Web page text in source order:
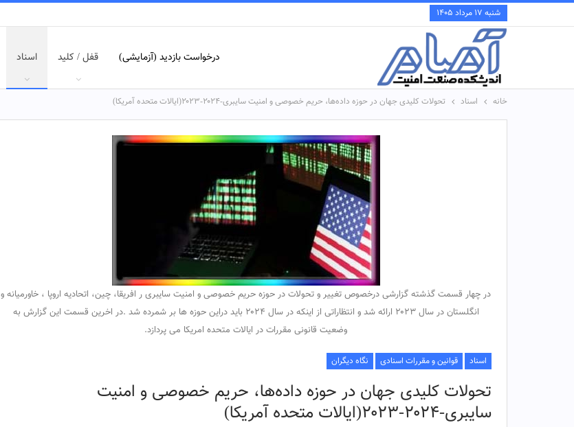
شنبه ۱۷ مرداد ۱۴۰۵
درخواست بازدید (آزمایشی) قفل / کلید اسناد
خانه اسناد تحولات کلیدی جهان در حوزه داده‌ها، حریم خصوصی و امنیت سایبری-۲۰۲۴-۲۰۲۳(ایالات متحده آمریکا)
در چهار قسمت گذشته گزارشی درخصوص تغییر و تحولات در حوزه حریم خصوصی و امنیت سایبری ر افریقا، چین، اتحادیه اروپا ، خاورمیانه و
انگلستان در سال ۲۰۲۳ ارائه شد و انتظاراتی از اینکه در سال ۲۰۲۴ باید دراین حوزه ها بر شمرده شد .در اخرین قسمت این گزارش به
وضعیت قانونی مقررات در ایالات متحده امریکا می پردازد.
اسناد قوانین و مقررات اسنادی نگاه دیگران
تحولات کلیدی جهان در حوزه داده‌ها، حریم خصوصی و امنیت
سایبری-۲۰۲۴-۲۰۲۳(ایالات متحده آمریکا)